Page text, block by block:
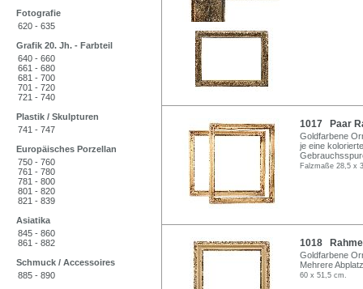
Fotografie
620 - 635
Grafik 20. Jh. - Farbteil
640 - 660
661 - 680
681 - 700
701 - 720
721 - 740
Plastik / Skulpturen
741 - 747
Europäisches Porzellan
750 - 760
761 - 780
781 - 800
801 - 820
821 - 839
Asiatika
845 - 860
861 - 882
Schmuck / Accessoires
885 - 890
1017 Paar
Goldfarbene
je eine
Falzmaße 28,5 x
1018
Goldfarbene
Mehrere
60 x 51,5 cm.